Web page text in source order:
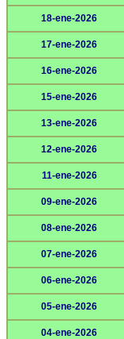
18-ene-2026
17-ene-2026
16-ene-2026
15-ene-2026
13-ene-2026
12-ene-2026
11-ene-2026
09-ene-2026
08-ene-2026
07-ene-2026
06-ene-2026
05-ene-2026
04-ene-2026